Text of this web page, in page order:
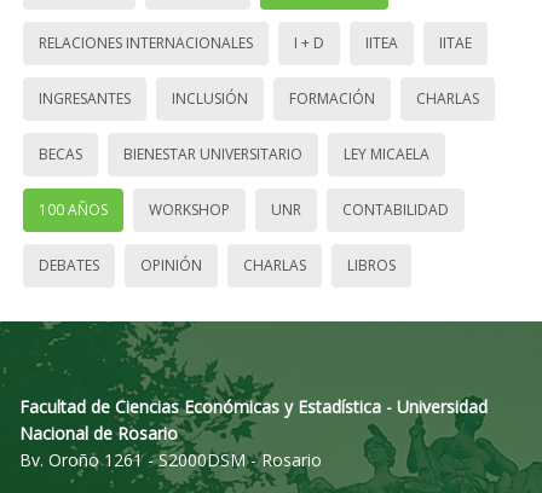
RELACIONES INTERNACIONALES I + D IITEA IITAE
INGRESANTES INCLUSIÓN FORMACIÓN CHARLAS
BECAS BIENESTAR UNIVERSITARIO LEY MICAELA
100 AÑOS WORKSHOP UNR CONTABILIDAD
DEBATES OPINIÓN CHARLAS LIBROS
Facultad de Ciencias Económicas y Estadística - Universidad
Nacional de Rosario
Bv. Oroño 1261 - S2000DSM - Rosario